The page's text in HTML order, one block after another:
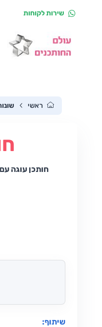
שירות לקוחות
ראשי
חותכן עוגה עם נר. מידות: 7.5*7
שיתוף: